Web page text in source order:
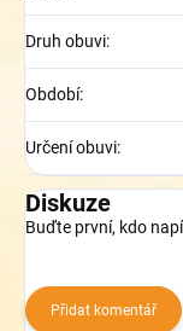
Druh obuvi:
Období:
Určení obuvi:
Diskuze
Buďte první, kdo
Přidat komentář